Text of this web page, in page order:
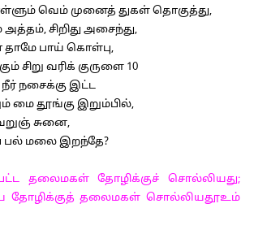
வெம் முனைத் துகள் தொகுத்து,
அத்தம், சிறிது அசைந்து,
பாய் கொள்பு,
சிறு வரிக் குருளை 10
நசைக்கு இட்ட
மை தூங்கு இறும்பில்,
வறுஞ் சுனை,
பல் மலை இறந்தே?
தலைமகள் தோழிக்குச் சொல்லியது;
தோழிக்குத் தலைமகள் சொல்லியதூஉம்